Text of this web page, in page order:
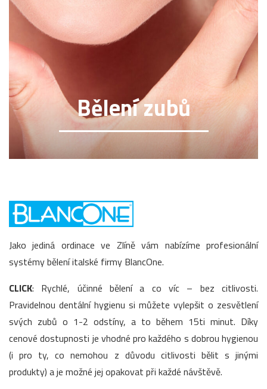
Jako jediná ordinace ve Zlíně vám nabízíme profesionální
systémy bělení italské firmy BlancOne.
CLICK: Rychlé, účinné bělení a co víc – bez citlivosti.
Pravidelnou dentální hygienu si můžete vylepšit o zesvětlení
svých zubů o 1-2 odstíny, a to během 15ti minut. Díky
cenové dostupnosti je vhodné pro každého s dobrou hygienou
(i pro ty, co nemohou z důvodu citlivosti bělit s jinými
produkty) a je možné jej opakovat při každé návštěvě.
Bělení zubů